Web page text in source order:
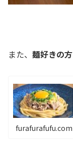
また、 麺好きの方
furafurafufu.com